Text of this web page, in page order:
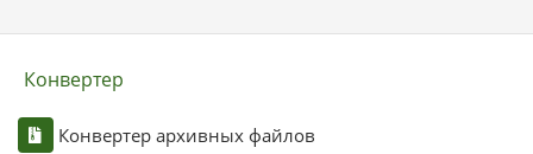
Конвертер
Конвертер архивных файлов